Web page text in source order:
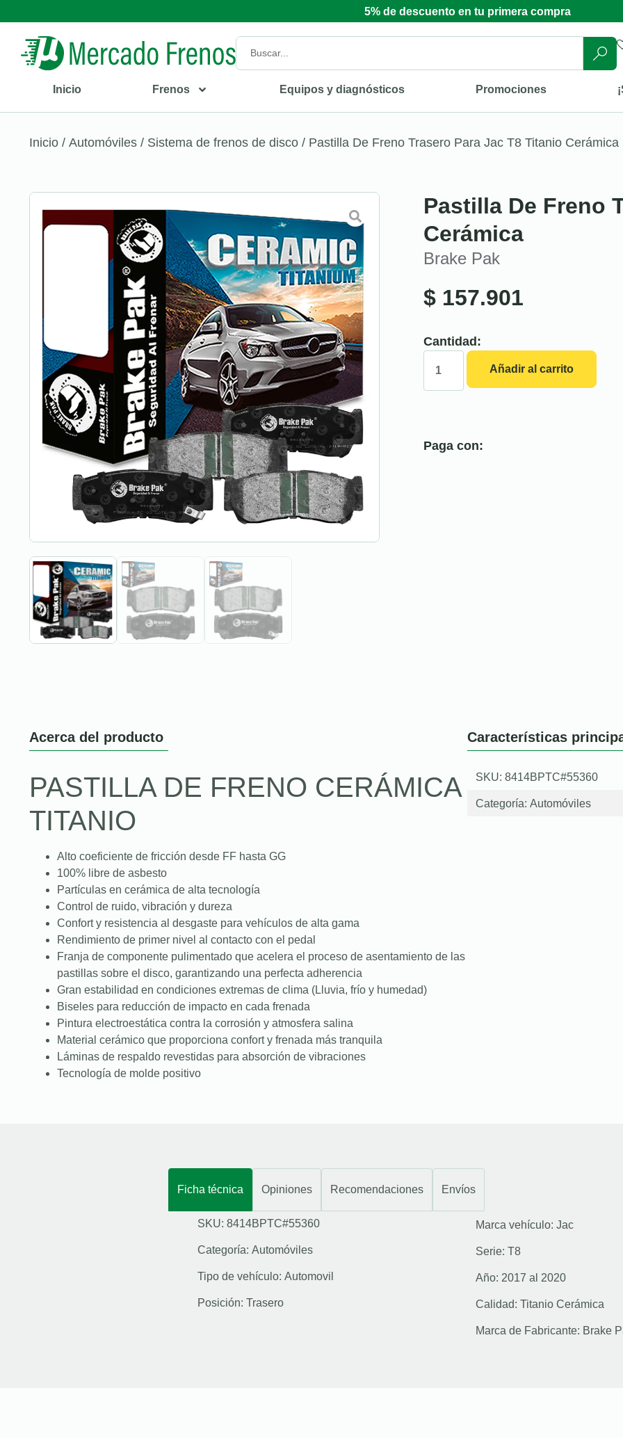
5% de descuento en tu primera compra
Inicio Frenos Equipos y diagnósticos Promociones
Inicio / Automóviles / Sistema de frenos de disco / Pastilla De Freno Trasero Para Jac T8 Titanio Cerámica
Pastilla De Freno
Cerámica
Brake Pak
$ 157.901
Cantidad:
Añadir al carrito
Paga con:
Acerca del producto
PASTILLA DE FRENO CERÁMICA
TITANIO
Alto coeficiente de fricción desde FF hasta GG
100% libre de asbesto
Partículas en cerámica de alta tecnología
Control de ruido, vibración y dureza
Confort y resistencia al desgaste para vehículos de alta gama
Rendimiento de primer nivel al contacto con el pedal
Franja de componente pulimentado que acelera el proceso de asentamiento de las
pastillas sobre el disco, garantizando una perfecta adherencia
Gran estabilidad en condiciones extremas de clima (Lluvia, frío y humedad)
Biseles para reducción de impacto en cada frenada
Pintura electroestática contra la corrosión y atmosfera salina
Material cerámico que proporciona confort y frenada más tranquila
Láminas de respaldo revestidas para absorción de vibraciones
Tecnología de molde positivo
Características
SKU: 8414BPTC#55360
Categoría: Automóviles
Ficha técnica Opiniones Recomendaciones Envíos
SKU: 8414BPTC#55360
Categoría: Automóviles
Tipo de vehículo: Automovil
Posición: Trasero
Marca vehículo: Jac
Serie: T8
Año: 2017 al 2020
Calidad: Titanio Cerámica
Marca de Fabricante: Brake